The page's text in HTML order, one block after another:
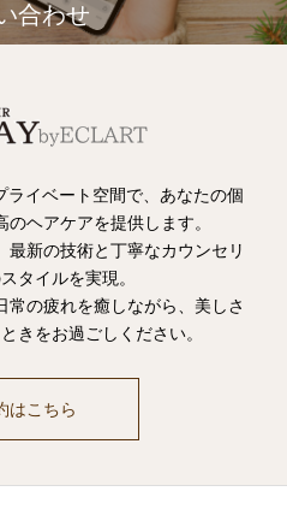
合わせ
ライベート空間で、あなたの個
ヘアケアを提供します。
最新の技術と丁寧なカウンセリ
タイルを実現。
常の疲れを癒しながら、美しさ
きをお過ごしください。
はこちら